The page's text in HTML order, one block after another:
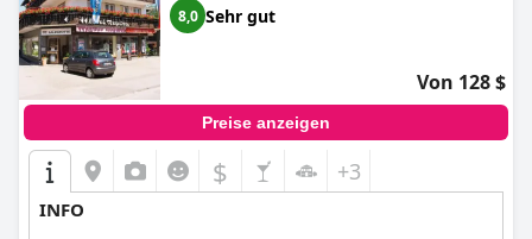
8,0 Sehr gut
Von 128 $
Preise anzeigen
$ +3
INFO